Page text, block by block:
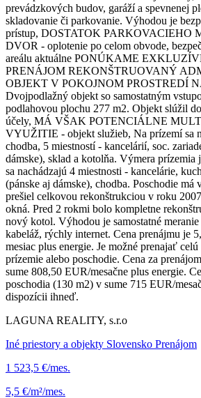
prevádzkových budov, garáží a spevnenej
skladovanie či parkovanie. Výhodou je
prístup, DOSTATOK PARKOVACIEHO
DVOR - oplotenie po celom obvode,
areálu aktuálne PONÚKAME
PRENÁJOM REKONŠTRUOVANÝ
OBJEKT V POKOJNOM PROSTREDÍ
Dvojpodlažný objekt so samostatným
podlahovou plochu 277 m2. Objekt slúžil
účely, MÁ VŠAK POTENCIÁLNE
VYUŽITIE - objekt služieb, Na prízemí sa
chodba, 5 miestností - kancelárií, soc.
dámske), sklad a kotolňa. Výmera prízemia
sa nachádzajú 4 miestnosti - kancelárie,
(pánske aj dámske), chodba. Poschodie
prešiel celkovou rekonštrukciou v roku
okná. Pred 2 rokmi bolo kompletne
nový kotol. Výhodou je samostatné
kabeláž, rýchly internet. Cena prenájmu je
mesiac plus energie. Je možné prenajať
prízemie alebo poschodie. Cena za
sume 808,50 EUR/mesačne plus energie.
poschodia (130 m2) v sume 715 EUR/
dispozícii ihneď.
LAGUNA REALITY, s.r.o
Iné priestory a objekty Slovensko Prenájom
1 523,5 €/mes.
5,5 €/m²/mes.